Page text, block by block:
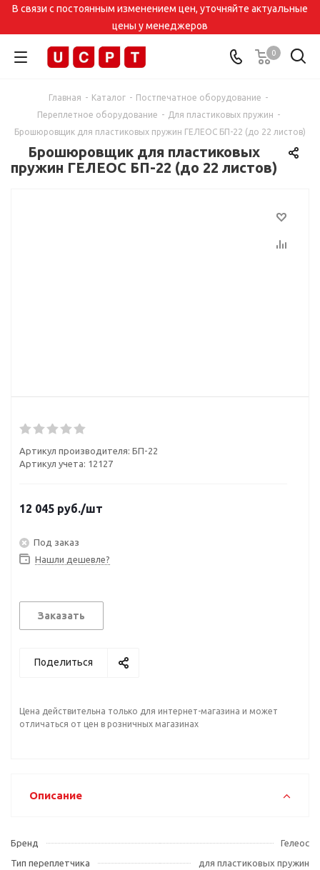
В связи с постоянным изменением цен, уточняйте актуальные
цены у менеджеров
0
Главная - Каталог - Постпечатное оборудование -
Переплетное оборудование - Для пластиковых пружин -
Брошюровщик для пластиковых пружин ГЕЛЕОС БП-22 (до 22 листов)
Брошюровщик для пластиковых
пружин ГЕЛЕОС БП-22 (до 22 листов)
Артикул производителя: БП-22
Артикул учета: 12127
12 045 руб./шт
Под заказ
Нашли дешевле?
Заказать
Поделиться
Цена действительна только для интернет-магазина и может
отличаться от цен в розничных магазинах
Описание
Бренд
Гелеос
Тип переплетчика
для пластиковых пружин